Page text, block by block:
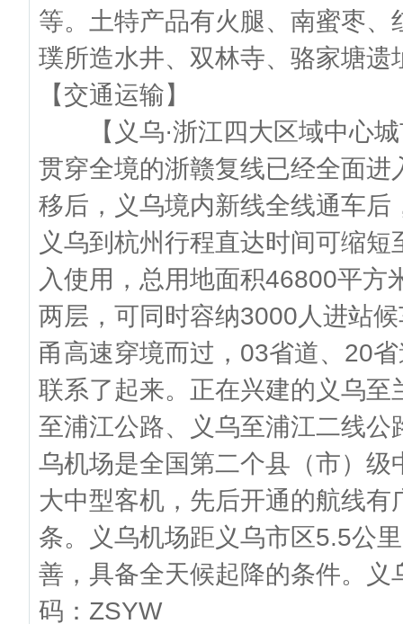
等。土特产品有火腿、南蜜枣
璞所造水井、双林寺、骆家
【交通运输】
【义乌·浙江四大区域中心城
贯穿全境的浙赣复线已经全面
移后，义乌境内新线全线通车
义乌到杭州行程直达时间可缩
入使用，总用地面积46800平
两层，可同时容纳3000人进
甬高速穿境而过，03省道、20
联系了起来。正在兴建的义乌
至浦江公路、义乌至浦江二线
乌机场是全国第二个县（市）
大中型客机，先后开通的航线
条。义乌机场距义乌市区5.5公
善，具备全天候起降的条件。
码：ZSYW